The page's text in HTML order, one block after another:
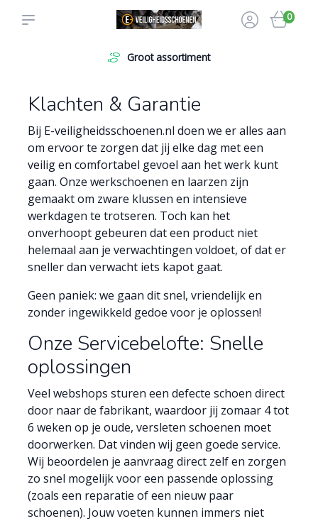
0
Levering aan particulier en zakelijk
Klachten & Garantie
Bij E-veiligheidsschoenen.nl doen we er alles aan
om ervoor te zorgen dat jij elke dag met een
veilig en comfortabel gevoel aan het werk kunt
gaan. Onze werkschoenen en laarzen zijn
gemaakt om zware klussen en intensieve
werkdagen te trotseren. Toch kan het
onverhoopt gebeuren dat een product niet
helemaal aan je verwachtingen voldoet, of dat er
sneller dan verwacht iets kapot gaat.
Geen paniek: we gaan dit snel, vriendelijk en
zonder ingewikkeld gedoe voor je oplossen!
Onze Servicebelofte: Snelle
oplossingen
Veel webshops sturen een defecte schoen direct
door naar de fabrikant, waardoor jij zomaar 4 tot
6 weken op je oude, versleten schoenen moet
doorwerken. Dat vinden wij geen goede service.
Wij beoordelen je aanvraag direct zelf en zorgen
zo snel mogelijk voor een passende oplossing
(zoals een reparatie of een nieuw paar
schoenen). Jouw voeten kunnen immers niet